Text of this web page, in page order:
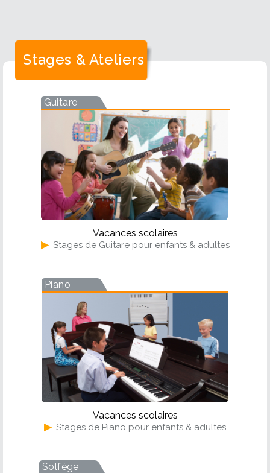
Stages & Ateliers
Guitare
Vacances scolaires
▶ Stages de Guitare pour enfants & adultes
Piano
Vacances scolaires
▶ Stages de Piano pour enfants & adultes
Solfège